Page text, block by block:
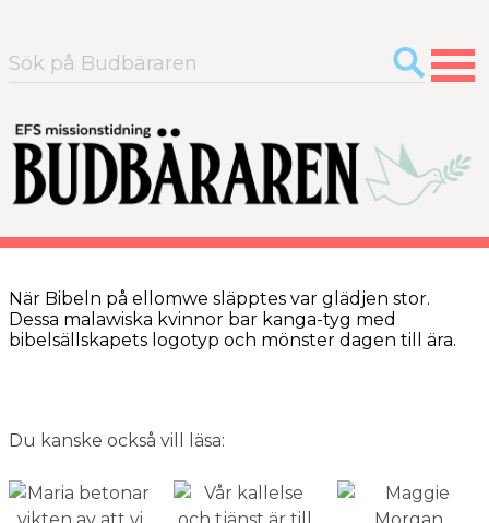
Sök
efter:
När Bibeln på ellomwe släpptes var glädjen stor.
Dessa malawiska kvinnor bar kanga-tyg med
bibelsällskapets logotyp och mönster dagen till ära.
Du kanske också vill läsa: